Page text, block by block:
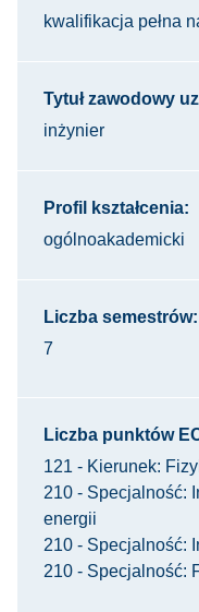
kwalifikacja pełna
Tytuł zawodowy
inżynier
Profil kształcenia:
ogólnoakademicki
Liczba semestrów:
7
Liczba punktów
121 - Kierunek:
210 - Specjalność:
energii
210 - Specjalność:
210 - Specjalność: